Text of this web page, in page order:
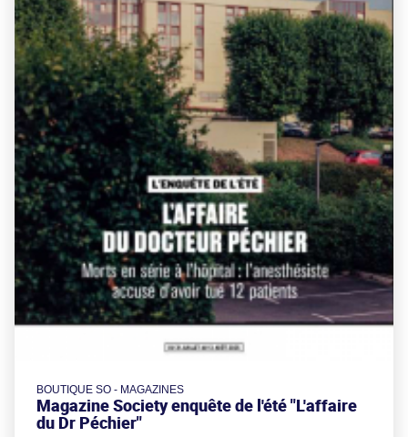
BOUTIQUE SO - MAGAZINES
Magazine Society enquête de l'été "L'affaire
du Dr Péchier"